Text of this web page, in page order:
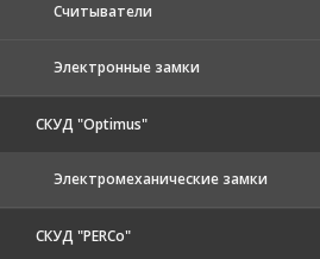
Считыватели
Электронные замки
СКУД "Optimus"
Электромеханические замки
СКУД "PERCo"